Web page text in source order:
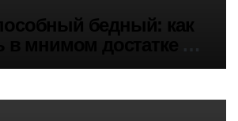
бедный: как
гонке